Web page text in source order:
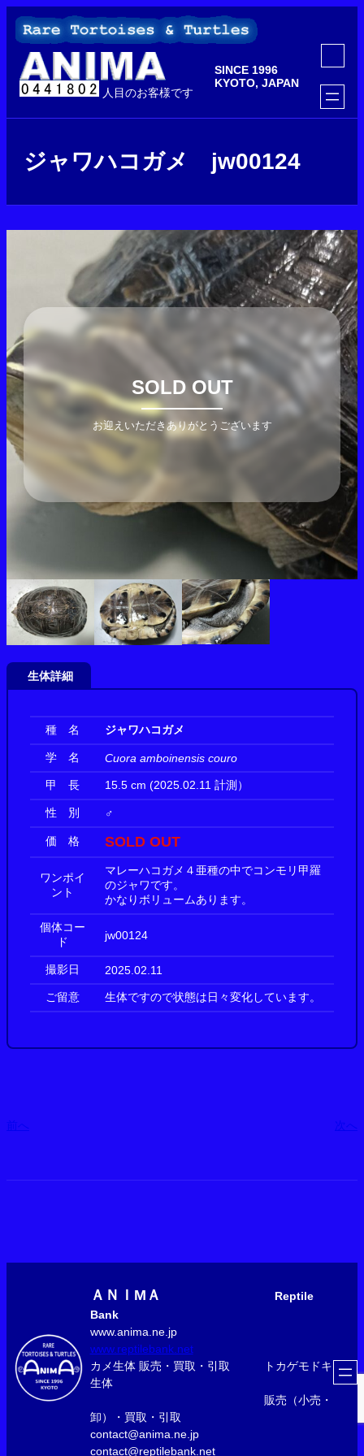
を
人目のお客様です
SINCE 1996
KYOTO, JAPAN
ア
コ
ン
リ
ン
ク
ジャワハコガメ jw00124
SOLD OUT
お迎えいただきありがとうございます
生体詳細
種 名 ジャワハコガメ
学 名 Cuora amboinensis couro
甲 長 15.5 cm (2025.02.11 計測）
性 別 ♂
価 格 SOLD OUT
ワンポイ
ント
マレーハコガメ４亜種の中でコンモリ甲羅
のジャワです。
かなりボリュームあります。
個体コー
ド
jw00124
撮影日 2025.02.11
ご留意 生体ですので状態は日々変化しています。
前へ 次へ
ＡＮＩМＡ
Reptile
Bank
www.anima.ne.jp
www.reptilebank.net
カメ生体 販売・買取・引取 トカゲモドキ
生体
販売（小売・
卸）・買取・引取
contact@anima.ne.jp
contact@reptilebank.net